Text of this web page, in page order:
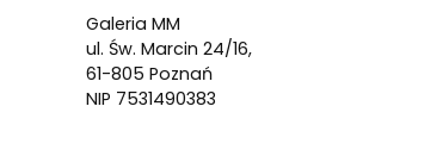
Galeria MM
ul. Św. Marcin 24/16,
61-805 Poznań
NIP 7531490383